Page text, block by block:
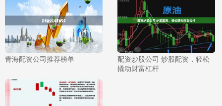
青海配资公司推荐榜单
配资炒股公司 炒股配资，轻松
撬动财富杠杆